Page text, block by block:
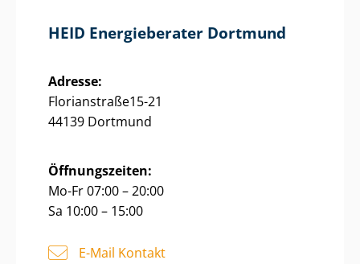
HEID Energieberater Dortmund
Adresse:
Florianstraße15-21
44139 Dortmund
Öffnungszeiten:
Mo-Fr 07:00 – 20:00
Sa 10:00 – 15:00
E-Mail Kontakt